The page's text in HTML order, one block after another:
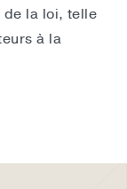
de la loi, telle
à la